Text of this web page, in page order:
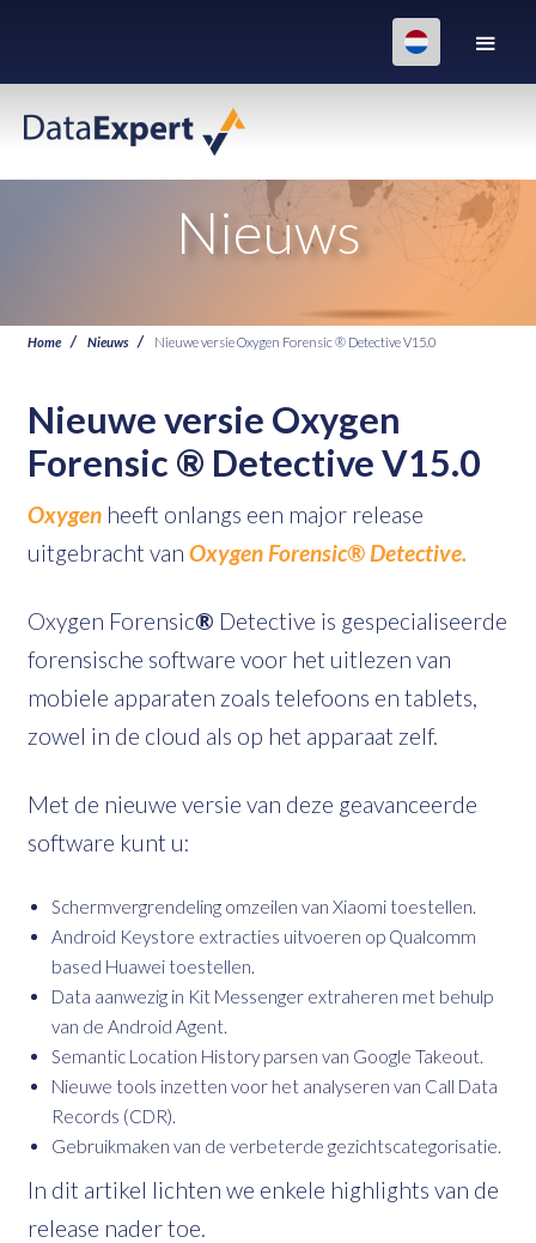
Nieuws
Home Nieuws Nieuwe versie Oxygen Forensic ® Detective V15.0
Nieuwe versie Oxygen
Forensic ® Detective V15.0
Oxygen heeft onlangs een major release
uitgebracht van Oxygen Forensic®Detective.
Oxygen Forensic® Detective is gespecialiseerde
forensische software voor het uitlezen van
mobiele apparaten zoals telefoons en tablets,
zowel in de cloud als op het apparaat zelf.
Met de nieuwe versie van deze geavanceerde
software kunt u:
Schermvergrendeling omzeilen van Xiaomi toestellen.
Android Keystore extracties uitvoeren op Qualcomm
based Huawei toestellen.
Data aanwezig in Kit Messenger extraheren met behulp
van de Android Agent.
Semantic Location History parsen van Google Takeout.
Nieuwe tools inzetten voor het analyseren van Call Data
Records (CDR).
Gebruikmaken van de verbeterde gezichtscategorisatie.
In dit artikel lichten we enkele highlights van de
release nader toe.